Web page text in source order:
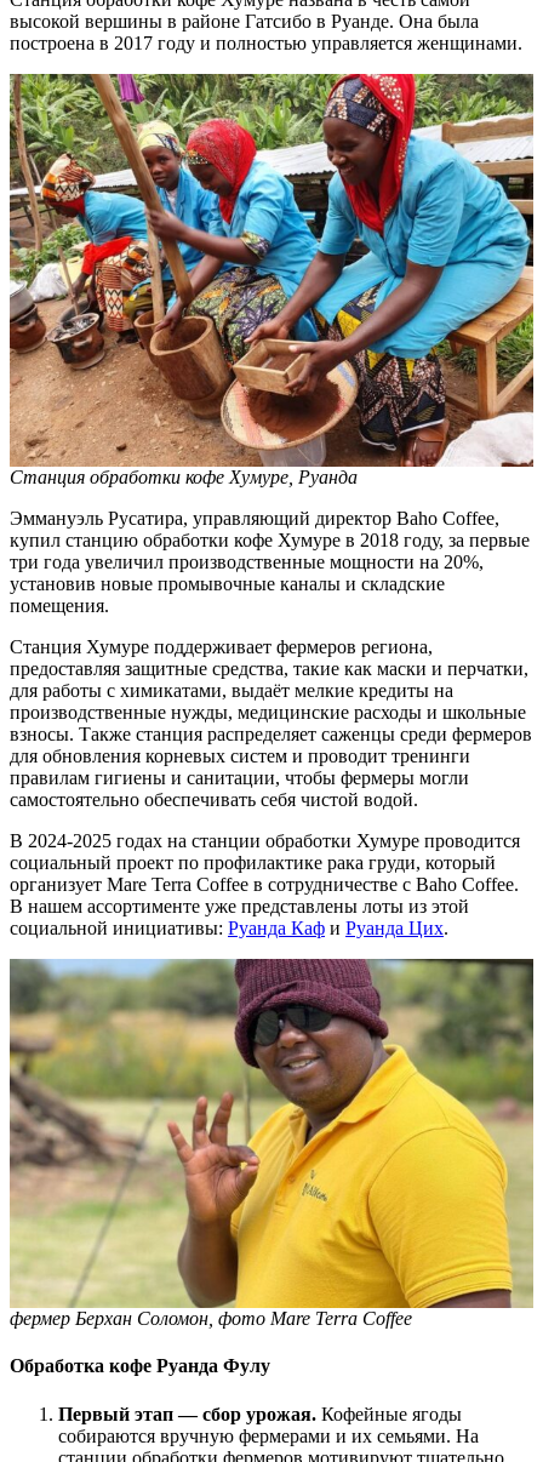
высокой вершины в районе Гатсибо в Руанде. Она была
построена в 2017 году и полностью управляется женщинами.
Станция обработки кофе Хумуре, Руанда
Эммануэль Русатира, управляющий директор Baho Coffee,
купил станцию обработки кофе Хумуре в 2018 году, за первые
три года увеличил производственные мощности на 20%,
установив новые промывочные каналы и складские
помещения.
Станция Хумуре поддерживает фермеров региона,
предоставляя защитные средства, такие как маски и перчатки,
для работы с химикатами, выдаёт мелкие кредиты на
производственные нужды, медицинские расходы и школьные
взносы. Также станция распределяет саженцы среди фермеров
для обновления корневых систем и проводит тренинги
правилам гигиены и санитации, чтобы фермеры могли
самостоятельно обеспечивать себя чистой водой.
В 2024-2025 годах на станции обработки Хумуре проводится
социальный проект по профилактике рака груди, который
организует Mare Terra Coffee в сотрудничестве с Baho Coffee.
В нашем ассортименте уже представлены лоты из этой
социальной инициативы: Руанда Каф и Руанда Цих.
фермер Берхан Соломон, фото Mare Terra Coffee
Обработка кофе Руанда Фулу
Первый этап — сбор урожая. Кофейные ягоды
собираются вручную фермерами и их семьями. На
станции обработки фермеров мотивируют тщательно